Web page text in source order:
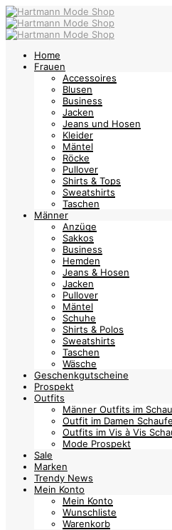
Home
Frauen
Accessoires
Blusen
Business
Jacken
Jeans und Hosen
Kleider
Mäntel
Röcke
Pullover
Shirts & Tops
Sweatshirts
Taschen
Männer
Anzüge
Sakkos
Business
Hemden
Jeans & Hosen
Jacken
Pullover
Mäntel
Schuhe
Shirts & Polos
Sweatshirts
Taschen
Wäsche
Geschenkgutscheine
Prospekt
Outfits
Männer Outfits im
Outfit im Damen
Outfits im Vis à Vis
Mode Prospekt
Sale
Marken
Trendy News
Mein Konto
Mein Konto
Wunschliste
Warenkorb